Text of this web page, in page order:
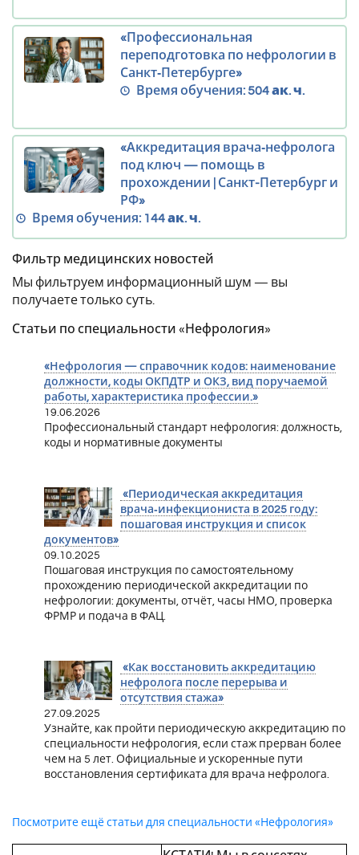
«Профессиональная
переподготовка по нефрологии в
Санкт‑Петербурге»
Время обучения:504 ак. ч.
«Аккредитация врача‑нефролога
под ключ — помощь в
прохождении | Санкт-Петербург и
РФ»
Время обучения: 144 ак. ч.
Фильтр медицинских новостей
Мы фильтруем информационный шум — вы
получаете только суть.
Статьи по специальности «Нефрология»
«Нефрология — справочник кодов: наименование
должности, коды ОКПДТР и ОКЗ, вид поручаемой
работы, характеристика профессии.»
19.06.2026
Профессиональный стандарт нефрология: должность,
коды и нормативные документы
«Периодическая аккредитация
врача‑инфекциониста в 2025 году:
пошаговая инструкция и список
документов»
09.10.2025
Пошаговая инструкция по самостоятельному
прохождению периодической аккредитации по
нефрологии: документы, отчёт, часы НМО, проверка
ФРМР и подача в ФАЦ.
«Как восстановить аккредитацию
нефролога после перерыва и
отсутствия стажа»
27.09.2025
Узнайте, как пройти периодическую аккредитацию по
специальности нефрология, если стаж прерван более
чем на 5 лет. Официальные и ускоренные пути
восстановления сертификата для врача нефролога.
Посмотрите ещё статьи для специальности «Нефрология»